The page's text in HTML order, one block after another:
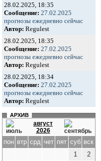
28.02.2025, 18:35
Сообщение: 27.02.2025
прогнозы ежедневно сейчас
Автор: Regulest
28.02.2025, 18:35
Сообщение: 27.02.2025
прогнозы ежедневно сейчас
Автор: Regulest
28.02.2025, 18:34
Сообщение: 27.02.2025
прогнозы ежедневно сейчас
Автор: Regulest
АРХИВ
август
2026
пон втр срд чет пят суб вск
1
2